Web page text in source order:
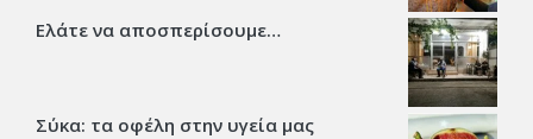
Ελάτε να αποσπερίσουμε…
Σύκα: τα οφέλη στην υγεία μας